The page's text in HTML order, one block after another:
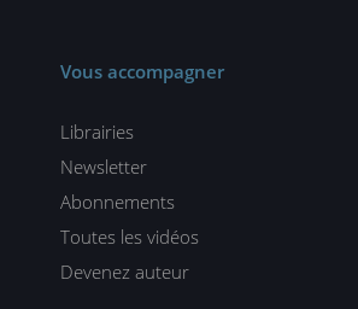
Vous accompagner
Librairies
Newsletter
Abonnements
Toutes les vidéos
Devenez auteur